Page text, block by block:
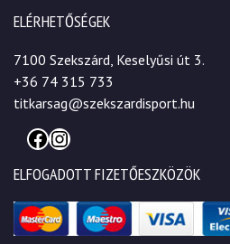
ELÉRHETŐSÉGEK
7100 Szekszárd, Keselyűsi út 3.
+36 74 315 733
titkarsag@szekszardisport.hu
Facebook
Instagram
ELFOGADOTT FIZETŐESZKÖZÖK